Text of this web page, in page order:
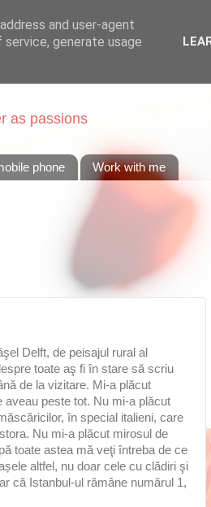
as passions
phone Work with me
Delft, de peisajul rural al
toate aş fi în stare să scriu
de la vizitare. Mi-a plăcut
aveau peste tot. Nu mi-a plăcut
în special italieni, care
Nu mi-a plăcut mirosul de
toate astea mă veţi întreba de ce
altfel, nu doar cele cu clădiri şi
că Istanbul-ul rămâne numărul 1,
and user-agent
generate usage